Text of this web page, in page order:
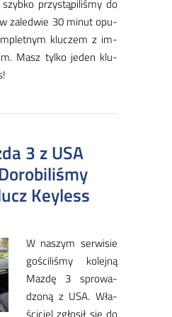
przy­stą­pi­li­śmy do
w za­le­d­wie 30 mi­nut opu­
klu­czem z im­
​Masz tyl­ko je­den klu­
3 z USA
Keyless
W na­szym ser­wi­sie
go­ści­li­śmy ko­lej­ną
Maz­dę 3 spro­wa­
dzo­ną z USA. Wła­
ści­ciel zgło­sił się do